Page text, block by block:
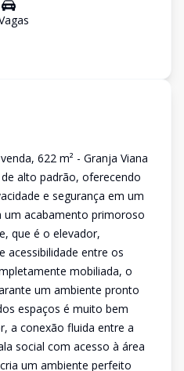
s
622 m² - Granja Viana
alto padrão, oferecendo
e segurança em um
um acabamento primoroso
que é o elevador,
acessibilidade entre os
mobiliada, o
um ambiente pronto
espaços é muito bem
a conexão fluida entre a
social com acesso à área
um ambiente perfeito